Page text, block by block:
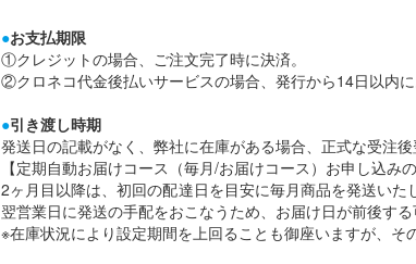
●お支払期限
①クレジットの場合、ご注文完了時に決済。
②クロネコ代金後払いサービスの場合、発行から14日以内に
●引き渡し時期
発送日の記載がなく、弊社に在庫がある場合、正式な受注
【定期自動お届けコース（毎月/お届けコース）お申し込みの
2ヶ月目以降は、初回の配達日を目安に毎月商品を発送い
翌営業日に発送の手配をおこなうため、お届け日が前後する
※在庫状況により設定期間を上回ることも御座いますが、そ